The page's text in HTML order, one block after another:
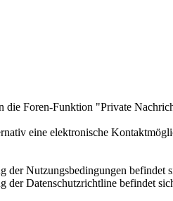
die Foren-Funktion "Private
eine elektronische
der Nutzungsbedingungen befindet
der Datenschutzrichtline befindet